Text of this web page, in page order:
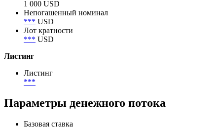
Номинал
Номинал
1 000 USD
***
***USD
Листинг